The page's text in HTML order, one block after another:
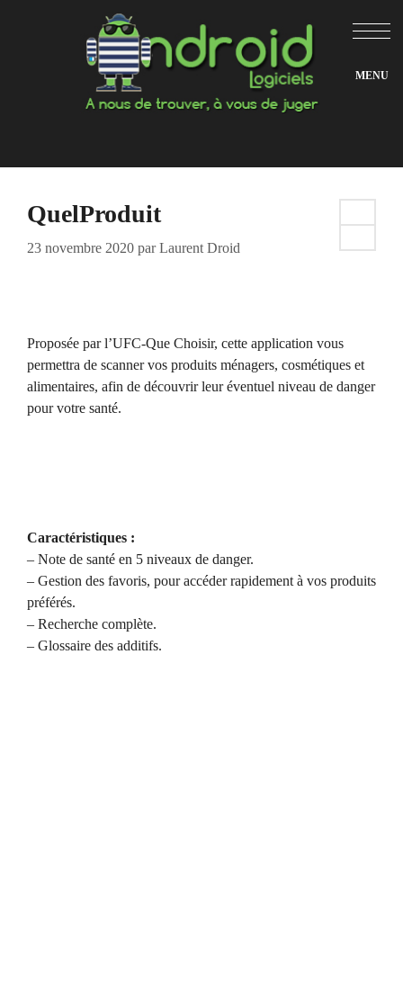
QuelProduit
23 novembre 2020 parLaurent Droid
Proposée par l’UFC-Que Choisir, cette application vous
permettra de scanner vos produits ménagers, cosmétiques et
alimentaires, afin de découvrir leur éventuel niveau de danger
pour votre santé.
Caractéristiques :
– Note de santé en 5 niveaux de danger.
– Gestion des favoris, pour accéder rapidement à vos produits
préférés.
– Recherche complète.
– Glossaire des additifs.